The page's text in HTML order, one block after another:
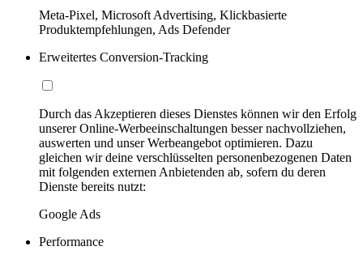
Meta-Pixel, Microsoft Advertising, Klickbasierte
Produktempfehlungen, Ads Defender
Erweitertes Conversion-Tracking
Durch das Akzeptieren dieses Dienstes können wir den Erfolg
unserer Online-Werbeeinschaltungen besser nachvollziehen,
auswerten und unser Werbeangebot optimieren. Dazu
gleichen wir deine verschlüsselten personenbezogenen Daten
mit folgenden externen Anbietenden ab, sofern du deren
Dienste bereits nutzt:
Google Ads
Performance